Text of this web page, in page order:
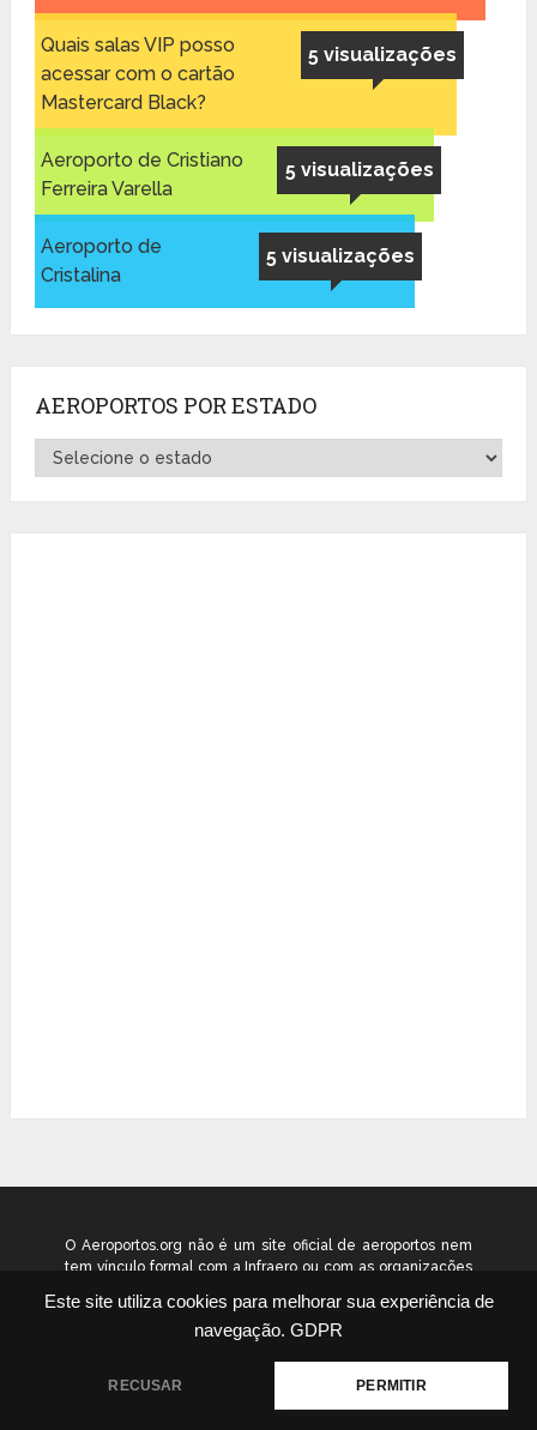
Este site utiliza cookies para melhorar sua experiência de
navegação. GDPR
RECUSAR PERMITIR
5 visualizações
Quais salas VIP posso
acessar com o cartão
Mastercard Black?
5 visualizações
Aeroporto de Cristiano
Ferreira Varella
5 visualizações
Aeroporto de
Cristalina
AEROPORTOS POR ESTADO
Aeroportos
por
O Aeroportos.org não é um site oficial de aeroportos nem
tem vínculo formal com a Infraero ou com as organizações
como um guia independente de informação voltado ao
público geral. © 2026 aeroportos.org – Todos os direitos